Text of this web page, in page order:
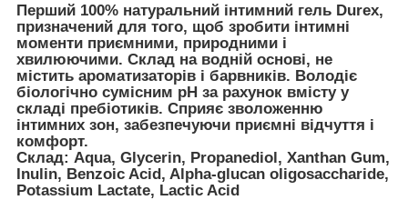
Перший 100% натуральний інтимний гель Durex,
призначений для того, щоб зробити інтимні
моменти приємними, природними і
хвилюючими. Склад на водній основі, не
містить ароматизаторів і барвників. Володіє
біологічно сумісним pH за рахунок вмісту у
складі пребіотиків. Сприяє зволоженню
інтимних зон, забезпечуючи приємні відчуття і
комфорт.
Склад: Aqua, Glycerin, Propanediol, Xanthan Gum,
Inulin, Benzoic Acid, Alpha-glucan oligosaccharide,
Potassium Lactate, Lactic Acid